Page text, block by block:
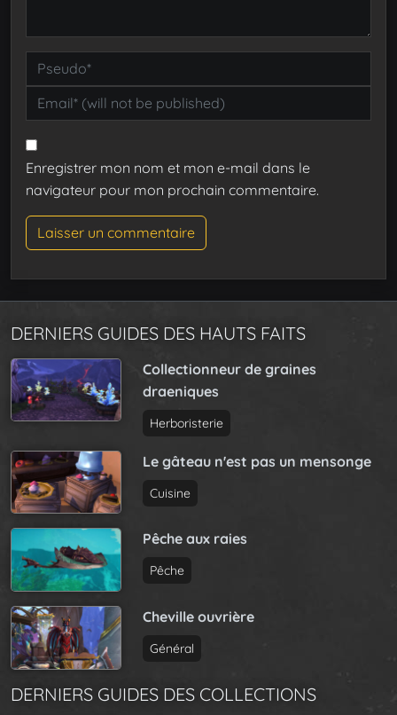
Enregistrer mon nom et mon e-mail dans le
navigateur pour mon prochain commentaire.
DERNIERS GUIDES DES HAUTS FAITS
Collectionneur de graines
draeniques
Herboristerie
Le gâteau n'est pas un mensonge
Cuisine
Pêche aux raies
Pêche
Cheville ouvrière
Général
DERNIERS GUIDES DES COLLECTIONS